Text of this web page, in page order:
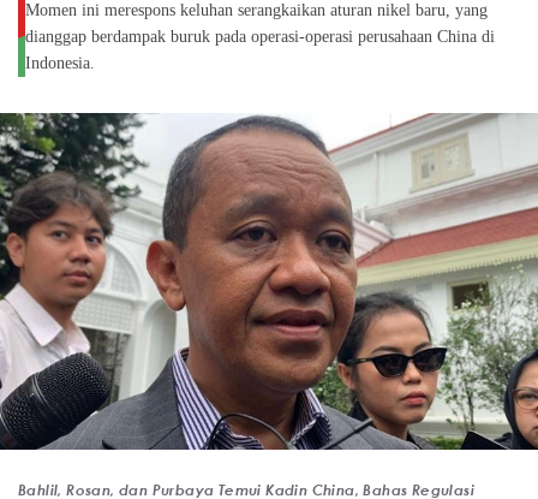
Momen ini merespons keluhan serangkaikan aturan nikel baru, yang
dianggap berdampak buruk pada operasi-operasi perusahaan China di
Indonesia.
Bahlil, Rosan, dan Purbaya Temui Kadin China, Bahas Regulasi